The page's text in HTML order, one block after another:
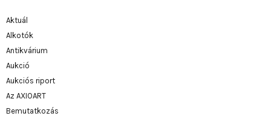
Aktuál
Alkotók
Antikvárium
Aukció
Aukciós riport
Az AXIOART
Bemutatkozás